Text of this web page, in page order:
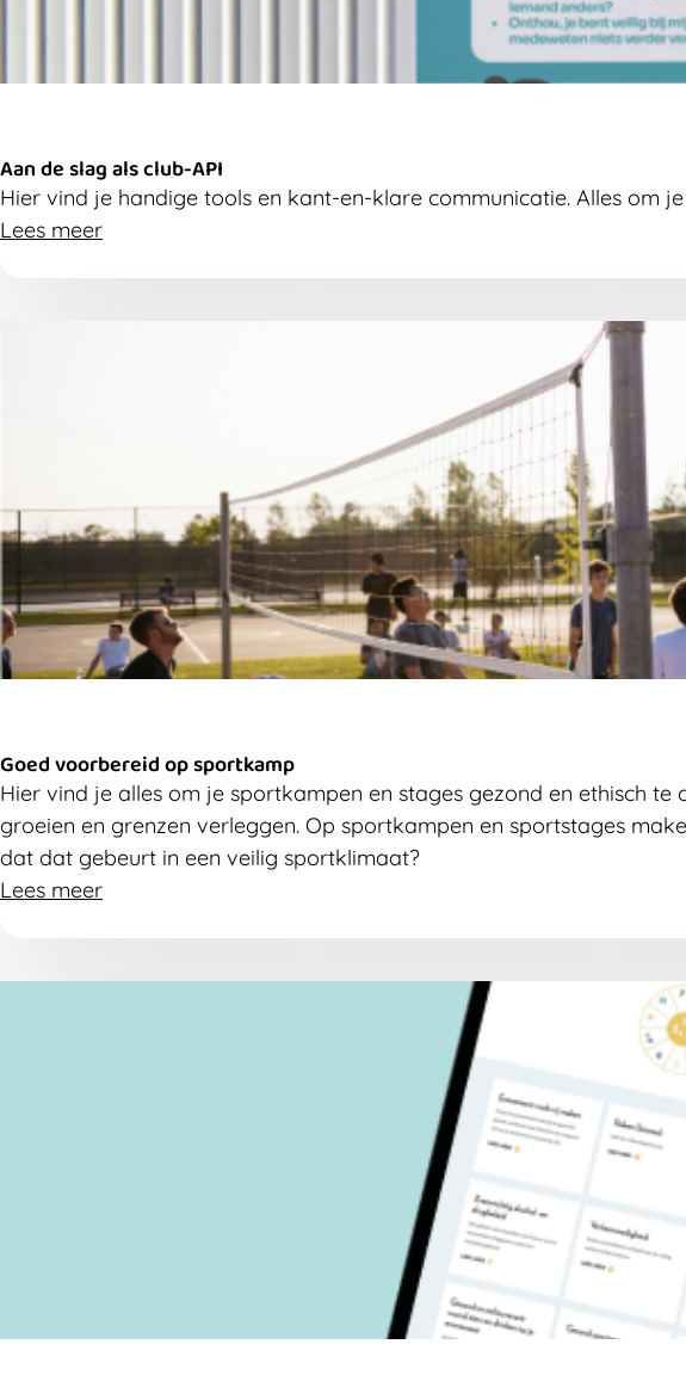
Aan de slag als club-API
Hier vind je handige tools en kant-en-klare communicatie. Alles om
Lees meer
Goed voorbereid op sportkamp
Hier vind je alles om je sportkampen en stages gezond en ethisch
groeien en grenzen verleggen. Op sportkampen en sportstages
dat dat gebeurt in een veilig sportklimaat?
Lees meer